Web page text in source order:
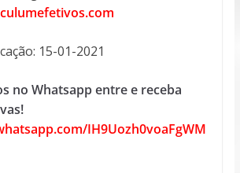
15-01-2021
no Whatsapp entre e receba
IH9Uozh0voaFgWM